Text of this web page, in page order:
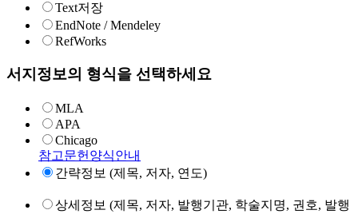
Text저장
EndNote / Mendeley
RefWorks
서지정보의 형식을 선택하세요
MLA
APA
Chicago
참고문헌양식안내
간략정보 (제목, 저자, 연도)
상세정보 (제목, 저자, 발행기관, 학술지명, 권호, 발행